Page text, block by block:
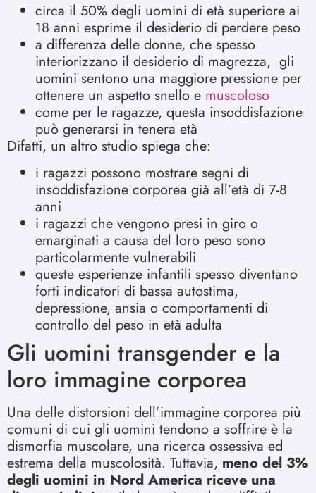
circa il 50% degli uomini di età superiore ai
18 anni esprime il desiderio di perdere peso
a differenza delle donne, che spesso
interiorizzano il desiderio di magrezza, gli
uomini sentono una maggiore pressione per
ottenere un aspetto snello e muscoloso
come per le ragazze, questa insoddisfazione
può generarsi in tenera età
Difatti, un altro studio spiega che:
i ragazzi possono mostrare segni di
insoddisfazione corporea già all’età di 7-8
anni
i ragazzi che vengono presi in giro o
emarginati a causa del loro peso sono
particolarmente vulnerabili
queste esperienze infantili spesso diventano
forti indicatori di bassa autostima,
depressione, ansia o comportamenti di
controllo del peso in età adulta
Gli uomini transgender e la
loro immagine corporea
Una delle distorsioni dell’immagine corporea più
comuni di cui gli uomini tendono a soffrire è la
dismorfia muscolare, una ricerca ossessiva ed
estrema della muscolosità. Tuttavia, meno del 3%
degli uomini in Nord America riceve una